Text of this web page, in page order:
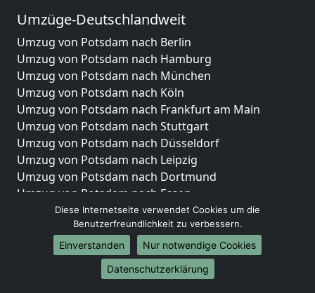
Umzüge-Deutschlandweit
Umzug von Potsdam nach Berlin
Umzug von Potsdam nach Hamburg
Umzug von Potsdam nach München
Umzug von Potsdam nach Köln
Umzug von Potsdam nach Frankfurt am Main
Umzug von Potsdam nach Stuttgart
Umzug von Potsdam nach Düsseldorf
Umzug von Potsdam nach Leipzig
Umzug von Potsdam nach Dortmund
Umzug von Potsdam nach Essen
Umzug von Potsdam nach Bremen
Umzug von Potsdam nach Dresden
Umzug von Potsdam nach Hannover
Umzug von Potsdam nach Nürnberg
Umzug von Potsdam nach Duisburg
Diese Internetseite verwendet Cookies um die
Benutzerfreundlichkeit zu verbessern.
Einverstanden
Nur notwendige Cookies
Datenschutzerklärung